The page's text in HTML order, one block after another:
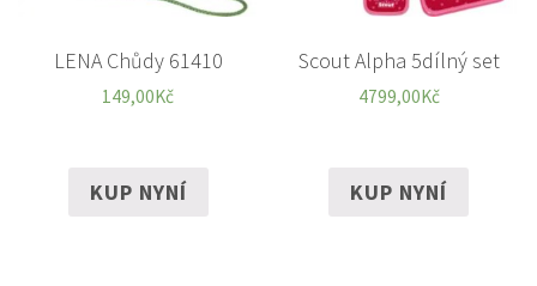
LENA Chůdy 61410
149,00Kč
KUP NYNÍ
Scout Alpha 5dílný set
4799,00Kč
KUP NYNÍ